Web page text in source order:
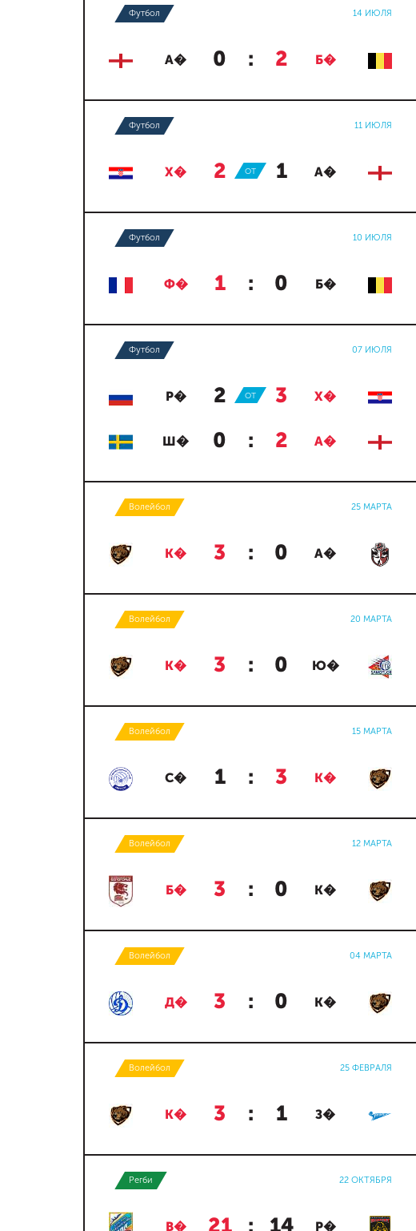
Футбол 14 ИЮЛЯ
А� 0 : 2 Б�
Футбол 11 ИЮЛЯ
Х� 2 : 1 А�
ОТ
Футбол 10 ИЮЛЯ
Ф� 1 : 0 Б�
Футбол 07 ИЮЛЯ
Р� 2 : 3 Х�
ОТ
Ш� 0 : 2 А�
Волейбол 25 МАРТА
К� 3 : 0 А�
Волейбол 20 МАРТА
К� 3 : 0 Ю�
Волейбол 15 МАРТА
С� 1 : 3 К�
Волейбол 12 МАРТА
Б� 3 : 0 К�
Волейбол 04 МАРТА
Д� 3 : 0 К�
Волейбол 25 ФЕВРАЛЯ
К� 3 : 1 З�
Регби 22 ОКТЯБРЯ
В� 21 : 14 Р�